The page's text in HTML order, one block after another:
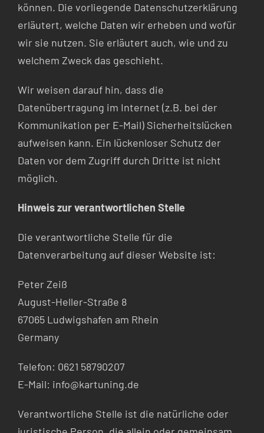
können. Die vorliegende Datenschutzerklärung
erläutert, welche Daten wir erheben und wofür
wir sie nutzen. Sie erläutert auch, wie und zu
welchem Zweck das geschieht.
Wir weisen darauf hin, dass die
Datenübertragung im Internet (z.B. bei der
Kommunikation per E-Mail) Sicherheitslücken
aufweisen kann. Ein lückenloser Schutz der
Daten vor dem Zugriff durch Dritte ist nicht
möglich.
Hinweis zur verantwortlichen Stelle
Die verantwortliche Stelle für die
Datenverarbeitung auf dieser Website ist:
Peter Zeiß
August-Heller-Straße 8
67065 Ludwigshafen am Rhein
Germany
Telefon: 0621 58790207
E-Mail: info@kartuning.de
Verantwortliche Stelle ist die natürliche oder